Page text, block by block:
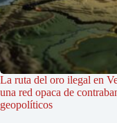
La ruta del oro ilegal en
una red opaca de
geopolíticos